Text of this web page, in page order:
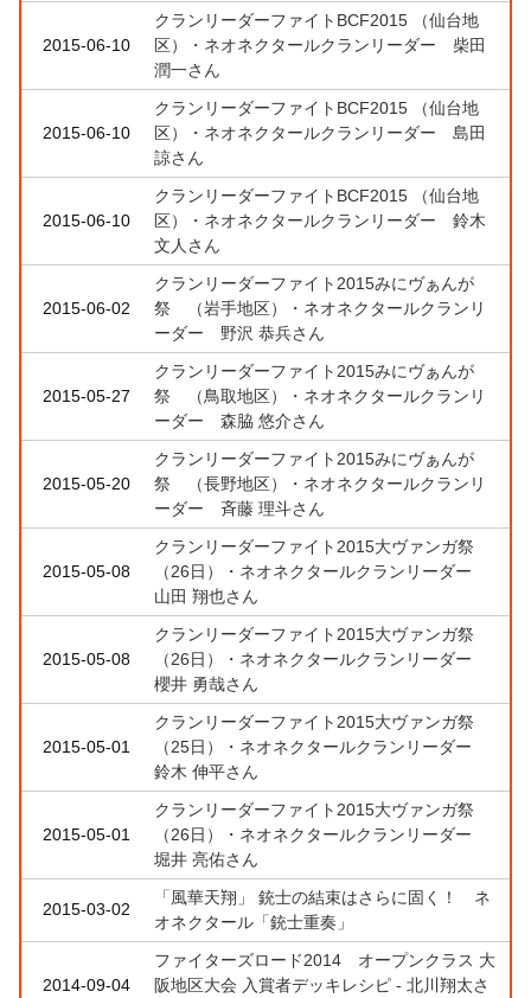
2015-06-10
クランリーダーファイトBCF2015 （仙台地
区）・ネオネクタールクランリーダー 柴田
潤一さん
2015-06-10
クランリーダーファイトBCF2015 （仙台地
区）・ネオネクタールクランリーダー 島田
諒さん
2015-06-10
クランリーダーファイトBCF2015 （仙台地
区）・ネオネクタールクランリーダー 鈴木
文人さん
2015-06-02
クランリーダーファイト2015みにヴぁんが
祭 （岩手地区）・ネオネクタールクランリ
ーダー 野沢 恭兵さん
2015-05-27
クランリーダーファイト2015みにヴぁんが
祭 （鳥取地区）・ネオネクタールクランリ
ーダー 森脇 悠介さん
2015-05-20
クランリーダーファイト2015みにヴぁんが
祭 （長野地区）・ネオネクタールクランリ
ーダー 斉藤 理斗さん
2015-05-08
クランリーダーファイト2015大ヴァンガ祭
（26日）・ネオネクタールクランリーダー
山田 翔也さん
2015-05-08
クランリーダーファイト2015大ヴァンガ祭
（26日）・ネオネクタールクランリーダー
櫻井 勇哉さん
2015-05-01
クランリーダーファイト2015大ヴァンガ祭
（25日）・ネオネクタールクランリーダー
鈴木 伸平さん
2015-05-01
クランリーダーファイト2015大ヴァンガ祭
（26日）・ネオネクタールクランリーダー
堀井 亮佑さん
2015-03-02
「風華天翔」 銃士の結束はさらに固く！ ネ
オネクタール「銃士重奏」
2014-09-04
ファイターズロード2014 オープンクラス 大
阪地区大会 入賞者デッキレシピ - 北川翔太さ